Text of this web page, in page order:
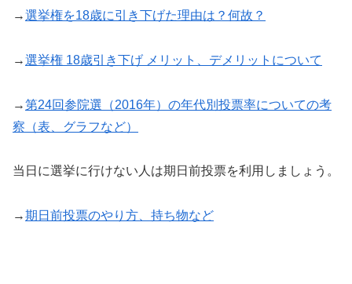
→選挙権を18歳に引き下げた理由は？何故？
→選挙権 18歳引き下げ メリット、デメリットについて
→第24回参院選（2016年）の年代別投票率についての考
察（表、グラフなど）
当日に選挙に行けない人は期日前投票を利用しましょう。
→期日前投票のやり方、持ち物など